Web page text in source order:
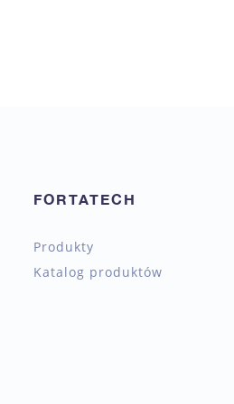
FORTATECH
Produkty
Katalog produktów